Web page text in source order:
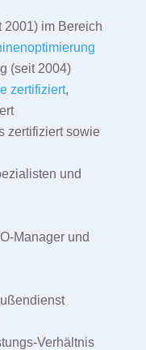
2001) im Bereich
(seit 2004)
zertifiziert,
zertifiziert sowie
und
Manager und
Verhältnis